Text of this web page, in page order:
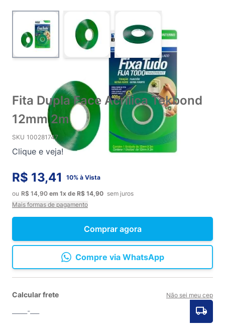
View larger imageView larger image
Fita Dupla Face Acrílica Tekbond
12mm 2m
SKU 100281747
Clique e veja!
Comprar agora
R$ 13,41 10% à Vista
ou R$ 14,90 em 1x de R$ 14,90 sem juros
Mais formas de pagamento
Compre via WhatsApp
Calcular frete Não sei meu cep